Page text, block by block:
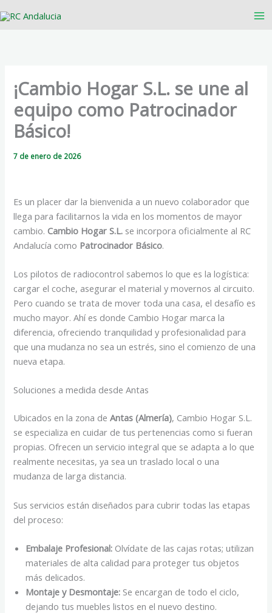
al
¡Cambio Hogar S.L. se une al
equipo como Patrocinador
Básico!
7 de enero de 2026
Es un placer dar la bienvenida a un nuevo colaborador que
llega para facilitarnos la vida en los momentos de mayor
cambio. Cambio Hogar S.L. se incorpora oficialmente al RC
Andalucía como Patrocinador Básico.
Los pilotos de radiocontrol sabemos lo que es la logística:
cargar el coche, asegurar el material y movernos al circuito.
Pero cuando se trata de mover toda una casa, el desafío es
mucho mayor. Ahí es donde Cambio Hogar marca la
diferencia, ofreciendo tranquilidad y profesionalidad para
que una mudanza no sea un estrés, sino el comienzo de una
nueva etapa.
Soluciones a medida desde Antas
Ubicados en la zona deAntas (Almería), Cambio Hogar S.L.
se especializa en cuidar de tus pertenencias como si fueran
propias. Ofrecen un servicio integral que se adapta a lo que
realmente necesitas, ya sea un traslado local o una
mudanza de larga distancia.
Sus servicios están diseñados para cubrir todas las etapas
del proceso:
Embalaje Profesional: Olvídate de las cajas rotas; utilizan
materiales de alta calidad para proteger tus objetos
más delicados.
Montaje y Desmontaje: Se encargan de todo el ciclo,
dejando tus muebles listos en el nuevo destino.